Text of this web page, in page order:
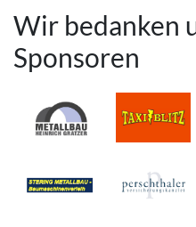
Wir bedanken
Sponsoren